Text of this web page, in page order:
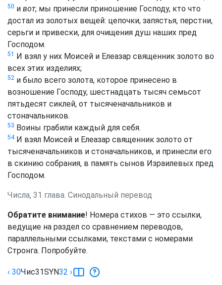
50 и вот, мы принесли приношение Господу, кто что
достал из золотых вещей: цепочки, запястья, перстни,
серьги и привески, для очищения душ наших пред
Господом.
51 И взял у них Моисей и Елеазар священник золото во
всех этих изделиях;
52 и было всего золота, которое принесено в
возношение Господу, шестнадцать тысяч семьсот
пятьдесят сиклей, от тысяченачальников и
стоначальников.
53 Воины грабили каждый для себя.
54И взял Моисей и Елеазар священник золото от
тысяченачальников и стоначальников, и принесли его
в скинию собрания, в память сынов Израилевых пред
Господом.
Числа, 31 глава. Синодальный перевод
Обратите внимание! Номера стихов — это ссылки,
ведущие на раздел со сравнением переводов,
параллельными ссылками, текстами с номерами
Стронга. Попробуйте.
‹ 30Чис31SYN32 ›